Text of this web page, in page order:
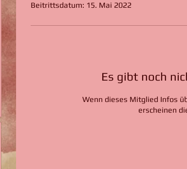
Beitrittsdatum: 15. Mai 2022
Es gibt noch
Wenn dieses Mitglied Infos
erscheinen